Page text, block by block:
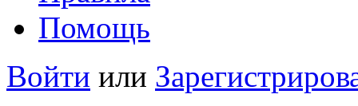
Помощь
Войти или